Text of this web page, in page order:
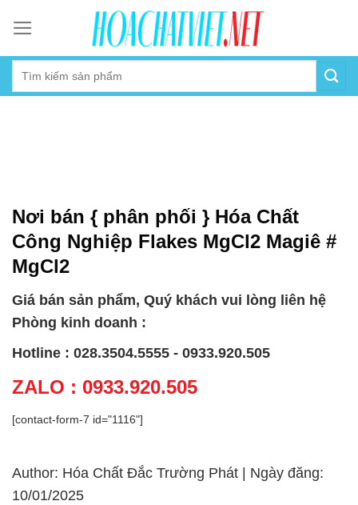
content
Nơi bán { phân phối } Hóa Chất
Công Nghiệp Flakes MgCl2 Magiê #
MgCl2
Giá bán sản phẩm, Quý khách vui lòng liên hệ
Phòng kinh doanh :
Hotline : 028.3504.5555 - 0933.920.505
ZALO : 0933.920.505
[contact-form-7 id="1116"]
Author: Hóa Chất Đắc Trường Phát | Ngày đăng:
10/01/2025